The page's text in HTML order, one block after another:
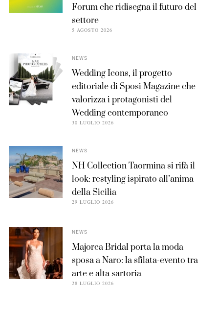
Forum che ridisegna il futuro del
settore
5 AGOSTO 2026
NEWS
Wedding Icons, il progetto
editoriale di Sposi Magazine che
valorizza i protagonisti del
Wedding contemporaneo
30 LUGLIO 2026
NEWS
NH Collection Taormina si rifà il
look: restyling ispirato all’anima
della Sicilia
29 LUGLIO 2026
NEWS
Majorca Bridal porta la moda
sposa a Naro: la sfilata-evento tra
arte e alta sartoria
28 LUGLIO 2026